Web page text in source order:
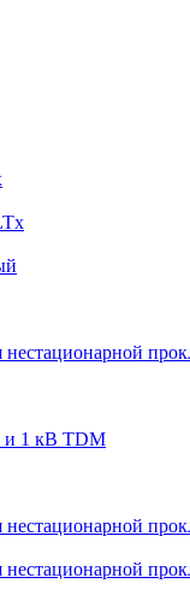
нестационарной
и 1 кВ TDM
нестационарной
нестационарной